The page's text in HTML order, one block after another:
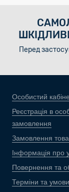
Перед
Особистий
Реєстрація в
замовлення
Замовлення
Інформація про
Повернення та
Терміни та